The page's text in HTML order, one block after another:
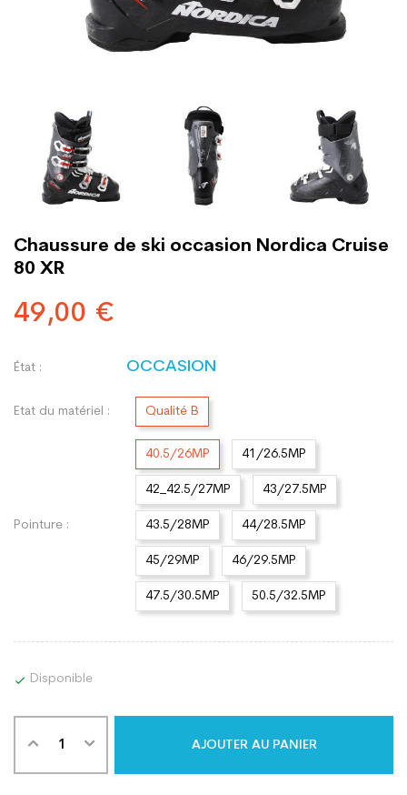
Chaussure de ski occasion Nordica Cruise
80 XR
49,00 €
État : OCCASION
Etat du matériel : Qualité B
Pointure :
40.5/26MP 41/26.5MP
42_42.5/27MP 43/27.5MP
43.5/28MP 44/28.5MP
45/29MP 46/29.5MP
47.5/30.5MP 50.5/32.5MP
 Disponible
AJOUTER AU PANIER